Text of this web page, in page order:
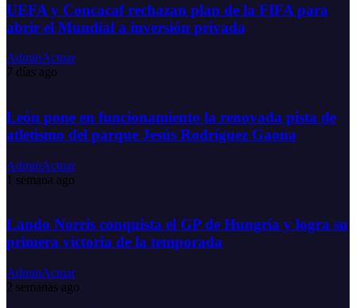
UEFA y Concacaf rechazan plan de la FIFA para
abrir el Mundial a inversión privada
AdminActuar
7 días ago
León pone en funcionamiento la renovada pista de
atletismo del parque Jesús Rodríguez Gaona
AdminActuar
1 semana ago
Lando Norris conquista el GP de Hungría y logra su
primera victoria de la temporada
AdminActuar
2 semanas ago